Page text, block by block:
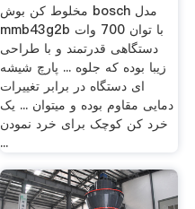
مخلوط کن بوش bosch مدل
mmb43g2b با توان 700 وات
دستگاهی قدرتمند و با طراحی
زیبا بوده که جلوه ... پارچ شیشه
ای دستگاه در برابر تغییرات
دمایی مقاوم بوده و میتوان ... یک
خرد کن کوچک برای خرد نمودن
...